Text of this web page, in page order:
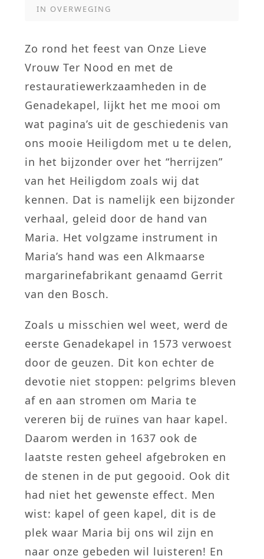
IN OVERWEGING
Zo rond het feest van Onze Lieve
Vrouw Ter Nood en met de
restauratiewerkzaamheden in de
Genadekapel, lijkt het me mooi om
wat pagina’s uit de geschiedenis van
ons mooie Heiligdom met u te delen,
in het bijzonder over het “herrijzen”
van het Heiligdom zoals wij dat
kennen. Dat is namelijk een bijzonder
verhaal, geleid door de hand van
Maria. Het volgzame instrument in
Maria’s hand was een Alkmaarse
margarinefabrikant genaamd Gerrit
van den Bosch.
Zoals u misschien wel weet, werd de
eerste Genadekapel in 1573 verwoest
door de geuzen. Dit kon echter de
devotie niet stoppen: pelgrims bleven
af en aan stromen om Maria te
vereren bij de ruïnes van haar kapel.
Daarom werden in 1637 ook de
laatste resten geheel afgebroken en
de stenen in de put gegooid. Ook dit
had niet het gewenste effect. Men
wist: kapel of geen kapel, dit is de
plek waar Maria bij ons wil zijn en
naar onze gebeden wil luisteren! En